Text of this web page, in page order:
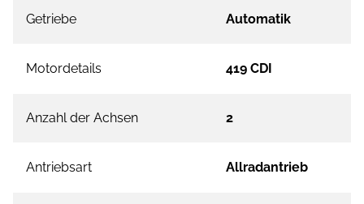
Getriebe Automatik
Motordetails 419 CDI
Anzahl der Achsen 2
Antriebsart Allradantrieb